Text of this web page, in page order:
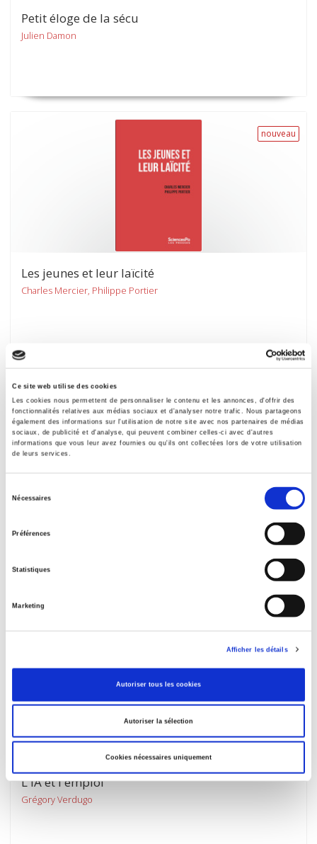
Ce site web utilise des cookies
Les cookies nous permettent de personnaliser le contenu et les annonces, d'offrir des
fonctionnalités relatives aux médias sociaux et d'analyser notre trafic. Nous partageons
également des informations sur l'utilisation de notre site avec nos partenaires de médias
sociaux, de publicité et d'analyse, qui peuvent combiner celles-ci avec d'autres
informations que vous leur avez fournies ou qu'ils ont collectées lors de votre utilisation
de leurs services.
Nécessaires
Préférences
Statistiques
Marketing
Afficher les détails
Autoriser tous les cookies
Autoriser la sélection
Cookies nécessaires uniquement
Petit éloge de la sécu
Julien Damon
nouveau
Les jeunes et leur laïcité
Charles Mercier, Philippe Portier
Agora débats-jeunesses 101, 2025-3
Pratiques culturelles juvéniles et régulations familiales :
Charruault Amélie, Anne Jonchery
L'IA et l'emploi
Grégory Verdugo